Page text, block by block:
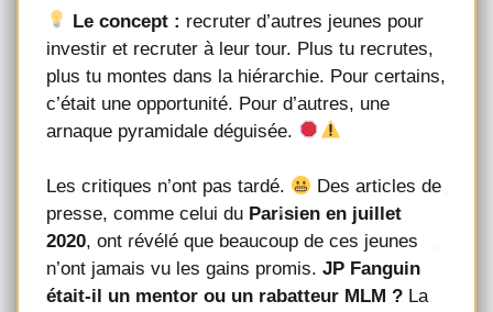
Le concept : recruter d’autres jeunes pour
investir et recruter à leur tour. Plus tu recrutes,
plus tu montes dans la hiérarchie. Pour certains,
c’était une opportunité. Pour d’autres, une
arnaque pyramidale déguisée.
Les critiques n’ont pas tardé.
Des articles de
presse, comme celui du Parisien en juillet
2020, ont révélé que beaucoup de ces jeunes
n’ont jamais vu les gains promis. JP Fanguin
était-il un mentor ou un rabatteur MLM ? La